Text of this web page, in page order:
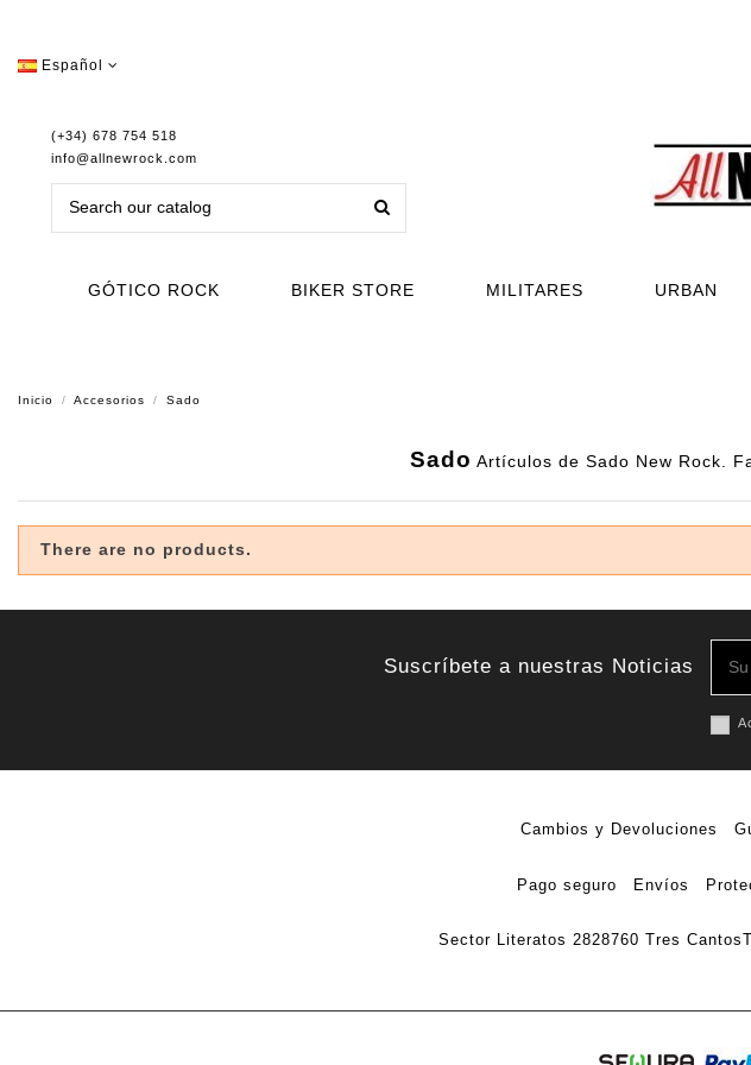
Español
(+34) 678 754 518
info@allnewrock.com
GÓTICO ROCK BIKER STORE MILITARES URBAN
Inicio Accesorios Sado
Sado Artículos de Sado New Rock.
There are no products.
Suscríbete a nuestras Noticias
Cambios y Devoluciones
Pago seguro Envíos
Sector Literatos 2828760 Tres Cantos